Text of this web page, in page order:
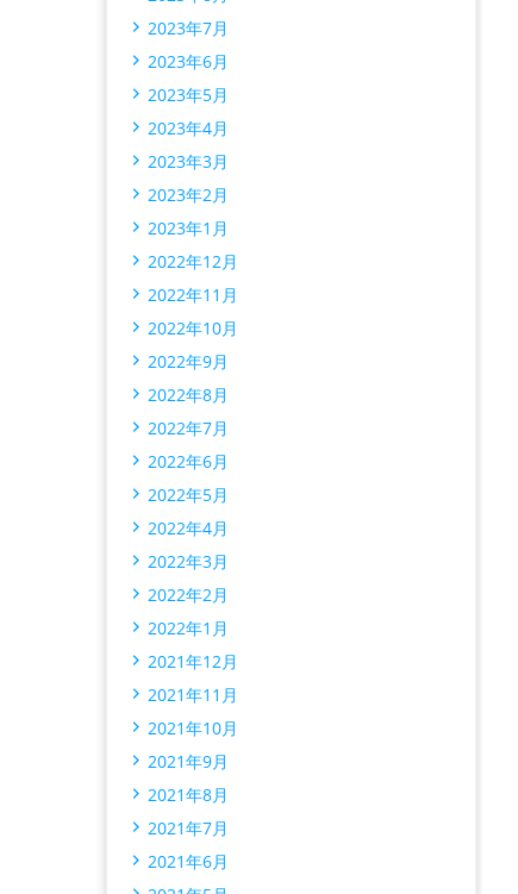
2023年7月
2023年6月
2023年5月
2023年4月
2023年3月
2023年2月
2023年1月
2022年12月
2022年11月
2022年10月
2022年9月
2022年8月
2022年7月
2022年6月
2022年5月
2022年4月
2022年3月
2022年2月
2022年1月
2021年12月
2021年11月
2021年10月
2021年9月
2021年8月
2021年7月
2021年6月